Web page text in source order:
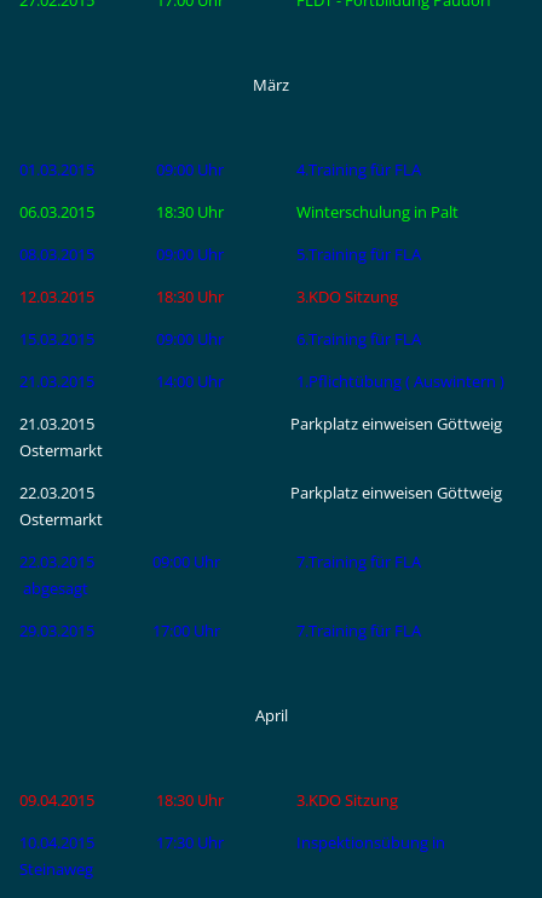
März
01.03.2015 09:00 Uhr 4.Training für FLA
06.03.2015 18:30 Uhr Winterschulung in Palt
08.03.2015 09:00 Uhr 5.Training für FLA
12.03.2015 18:30 Uhr 3.KDO Sitzung
15.03.2015 09:00 Uhr 6.Training für FLA
21.03.2015 14:00 Uhr 1.Pflichtübung ( Auswintern )
21.03.2015
Parkplatz einweisen Göttweig
Ostermarkt
22.03.2015
Parkplatz einweisen Göttweig
Ostermarkt
22.03.2015 09:00 Uhr 7.Training für FLA
abgesagt
29.03.2015 17:00 Uhr 7.Training für FLA
April
09.04.2015 18:30 Uhr 3.KDO Sitzung
10.04.2015 17:30 Uhr Inspektionsübung in
Steinaweg